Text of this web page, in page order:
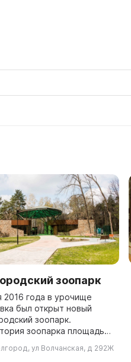
зоопарк
2016 года в урочище
был открыт новый
зоопарк.
зоопарка площадью
43 экспозиции
ул Волчанская, д 292Ж